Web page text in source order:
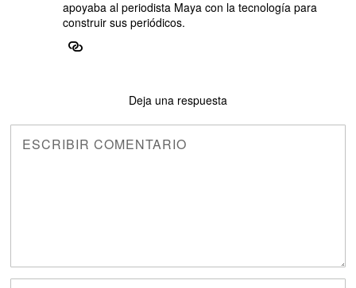
apoyaba al periodista Maya con la tecnología para
construir sus periódicos.
Deja una respuesta